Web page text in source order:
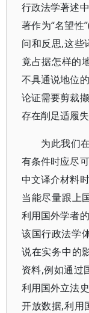
行政法学著述
著作为“名望
问和反思,这些
竟占据怎样的
不具通说地位
论证需要剪裁
存在削足适履
为此我们
有条件时应尽
中文译介材料
当能尽量跟上
利用国外学者
该国行政法学
说在实务中的
资料,例如通过
利用国外立法
开放数据,利用